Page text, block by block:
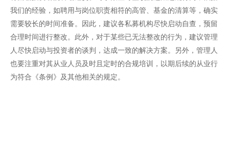
我们的经验，如聘用与岗位职责相符的高管、基金的清算等，确实
需要较长的时间准备。因此，建议各私募机构尽快启动自查，预留
合理时间进行整改。此外，对于某些已无法整改的行为，建议管理
人尽快启动与投资者的谈判，达成一致的解决方案。另外，管理人
也要注重对其从业人员及时且定时的合规培训，以期后续的从业行
为符合《条例》及其他相关的规定。